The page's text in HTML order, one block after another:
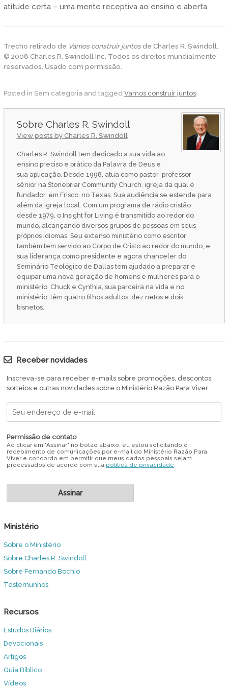
atitude certa – uma mente receptiva ao ensino e aberta.
Trecho retirado de Vamos construir juntosde Charles R. Swindoll.
© 2008 Charles R. Swindoll Inc. Todos os direitos mundialmente
reservados. Usado com permissão.
Posted in Sem categoria and tagged Vamos construir juntos.
Charles R. Swindoll
View posts by Charles R. Swindoll
Charles R. Swindoll tem dedicado a sua vida ao
ensino preciso e prático da Palavra de Deus e
sua aplicação. Desde 1998, atua como pastor-professor
sênior na Stonebriar Community Church, igreja da qual é
fundador, em Frisco, no Texas. Sua audiência se estende para
além da igreja local. Com um programa de rádio cristão
desde 1979, o Insight for Living é transmitido ao redor do
mundo, alcançando diversos grupos de pessoas em seus
próprios idiomas. Seu extenso ministério como escritor
também tem servido ao Corpo de Cristo ao redor do mundo, e
sua liderança como presidente e agora chanceler do
Seminário Teológico de Dallas tem ajudado a preparar e
equipar uma nova geração de homens e mulheres para o
ministério. Chuck e Cynthia, sua parceira na vida e no
ministério, têm quatro filhos adultos, dez netos e dois
bisnetos.
Receber novidades
Inscreva-se para receber e-mails sobre promoções, descontos,
sorteios e outras novidades sobre o Ministério Razão Para Viver.
Permissão de contato
Ao clicar em "Assinar" no botão abaixo, eu estou solicitando o
recebimento de comunicações por e-mail do Ministério Razão Para
Viver e concordo em permitir que meus dados pessoais sejam
processados de acordo com sua política de privacidade.
Ministério
Sobre o Ministério
Sobre Charles R. Swindoll
Sobre Fernando Bochio
Testemunhos
Recursos
Estudos Diários
Devocionais
Artigos
Guia Bíblico
Vídeos